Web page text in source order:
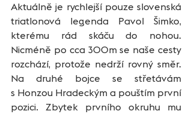
Aktuálně je rychlejší pouze slovenská
triatlonová legenda Pavol Šimko,
kterému rád skáču do nohou.
Nicméně po cca 300m se naše cesty
rozchází, protože nedrží rovný směr.
Na druhé bojce se střetávám
s Honzou Hradeckým a pouštím první
pozici. Zbytek prvního okruhu mu